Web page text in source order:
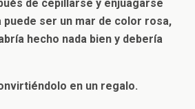
de cepillarse y enjuagarse
puede ser un mar de color rosa,
hecho nada bien y debería
en un regalo.